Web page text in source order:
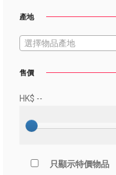
產地
選擇物品產地
售價
HK$ --
只顯示特價物品